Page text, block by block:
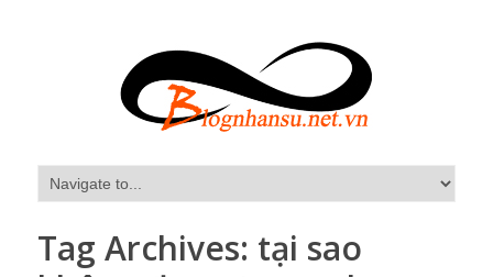
Tag Archives: tại sao